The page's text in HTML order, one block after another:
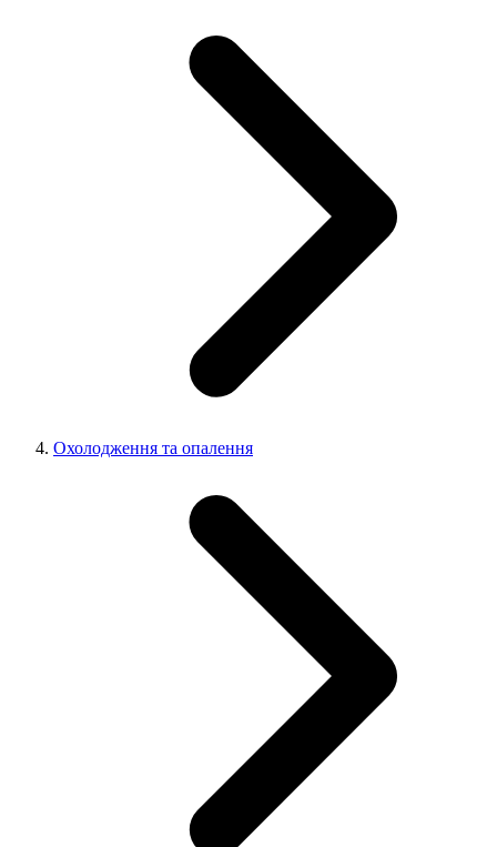
Охолодження та опалення